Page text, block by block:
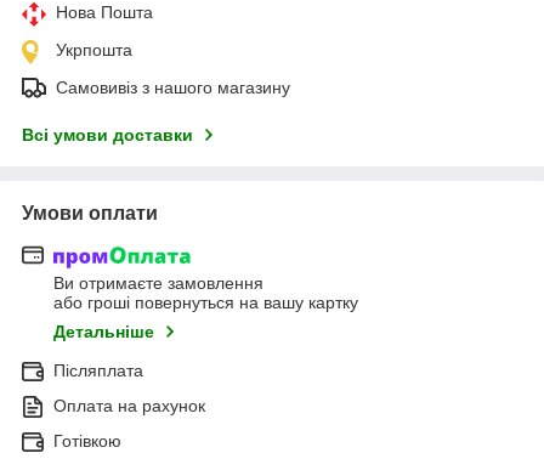
Нова Пошта
Укрпошта
Самовивіз з нашого магазину
Всі умови доставки
Умови оплати
Ви отримаєте замовлення
або гроші повернуться на вашу картку
Детальніше
Післяплата
Оплата на рахунок
Готівкою